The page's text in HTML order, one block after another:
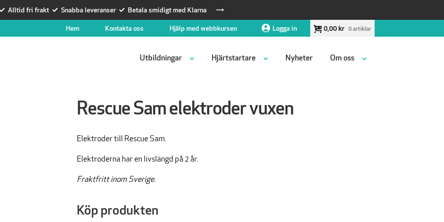
Alltid fri frakt Snabba leveranser Betala smidigt med Klarna
Hem Kontakta oss Hjälp med webbkursen Logga in 0,00kr 0 artiklar
Utbildningar Hjärtstartare Nyheter Om oss
Rescue Sam elektroder vuxen
Elektroder till Rescue Sam.
Elektroderna har en livslängd på 2 år.
Fraktfritt inom Sverige.
Köp produkten